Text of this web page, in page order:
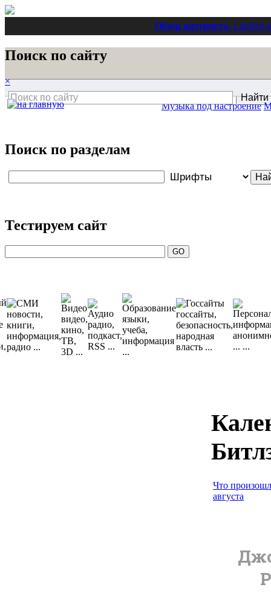
Обзор интернета- LiteВеб-
Поиск по сайту
×
Поиск по разделам
Тестируем сайт
Музыка под настроение
Что
августа